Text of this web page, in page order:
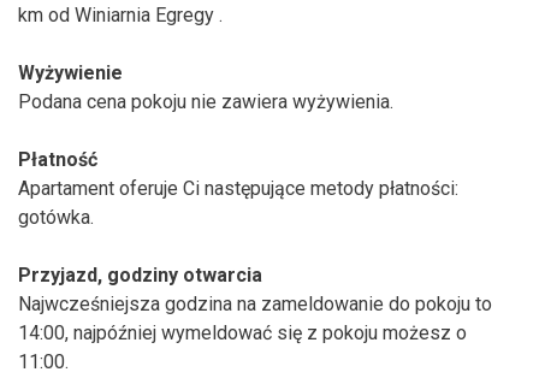
km od Winiarnia Egregy .
Wyżywienie
Podana cena pokoju nie zawiera wyżywienia.
Płatność
Apartament oferuje Ci następujące metody płatności:
gotówka.
Przyjazd, godziny otwarcia
Najwcześniejsza godzina na zameldowanie do pokoju to
14:00, najpóźniej wymeldować się z pokoju możesz o
11:00.